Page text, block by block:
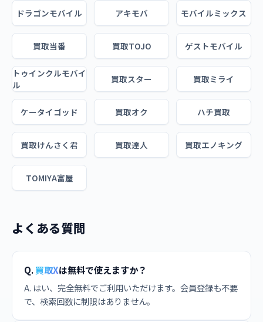
ドラゴンモバイル アキモバ モバイルミックス
買取当番 買取TOJO ゲストモバイル
トゥインクルモバイ
ル
買取スター 買取ミライ
ケータイゴッド 買取オク ハチ買取
買取けんさく君 買取達人 買取エノキング
TOMIYA富屋
よくある質問
Q.買取Xは無料で使えますか？
A. はい、完全無料でご利用いただけます。会員登録も不要
で、検索回数に制限はありません。